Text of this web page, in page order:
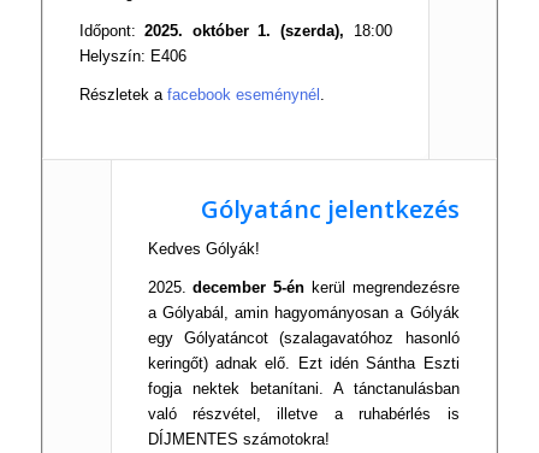
Időpont: 2025. október 1. (szerda), 18:00
Helyszín: E406
Részletek a facebook eseménynél .
Gólyatánc jelentkezés
Kedves Gólyák!
2025.december 5-én kerül megrendezésre
a Gólyabál, amin hagyományosan a Gólyák
egy Gólyatáncot (szalagavatóhoz hasonló
keringőt) adnak elő. Ezt idénSántha Eszti
fogja nektek betanítani. A tánctanulásban
való részvétel, illetve a ruhabérlés is
DÍJMENTES számotokra!